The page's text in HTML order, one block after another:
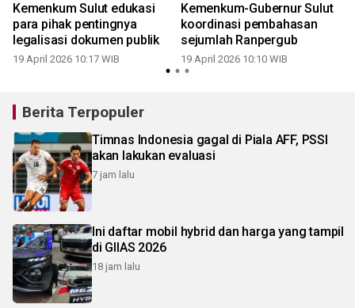
Kemenkum Sulut edukasi
para pihak pentingnya
legalisasi dokumen publik
19 April 2026 10:17 WIB
Kemenkum-Gubernur Sulut
koordinasi pembahasan
sejumlah Ranpergub
19 April 2026 10:10 WIB
Berita Terpopuler
Timnas Indonesia gagal di Piala AFF, PSSI
akan lakukan evaluasi
7 jam lalu
Ini daftar mobil hybrid dan harga yang tampil
di GIIAS 2026
18 jam lalu